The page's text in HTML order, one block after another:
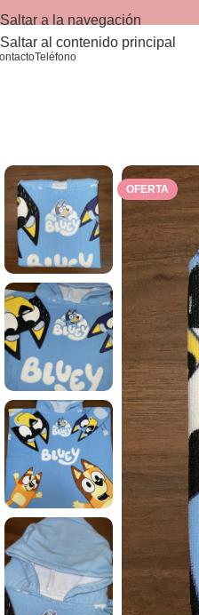
Saltar a la navegación
Saltar al contenido principal
Teléfono
OFERTA